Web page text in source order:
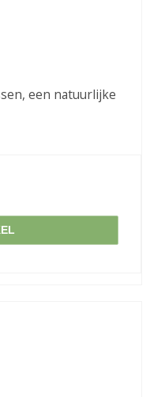
een natuurlijke